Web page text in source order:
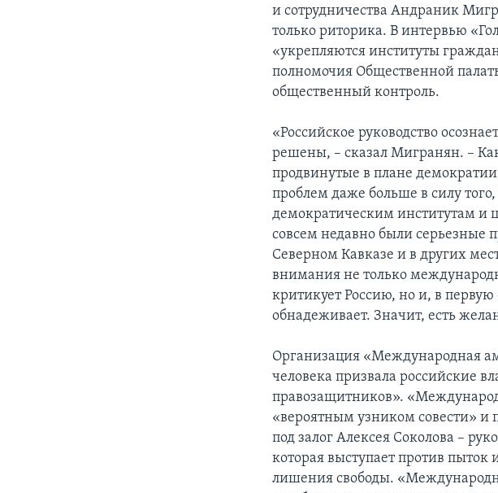
и сотрудничества Андраник
только риторика. В интервью
«укрепляются институты
полномочия Общественной
общественный контроль.
«Российское руководство
решены, – сказал Мигранян. –
продвинутые в плане
проблем даже больше в силу
демократическим институтам и
совсем недавно были серьезные
Северном Кавказе и в других
внимания не только
критикует Россию, но и, в
обнадеживает. Значит, есть
Организация «Международная
человека призвала российские
правозащитников».
«вероятным узником совести» и
под залог Алексея Соколова –
которая выступает против
лишения свободы.